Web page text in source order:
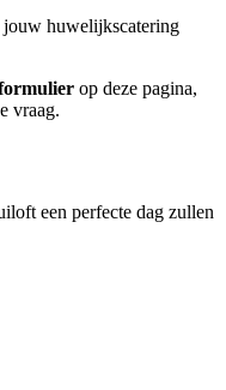
huwelijkscatering
op deze pagina,
vraag.
een perfecte dag zullen